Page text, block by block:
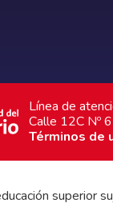
Línea de
Calle 12C Nº
Términos de
superior